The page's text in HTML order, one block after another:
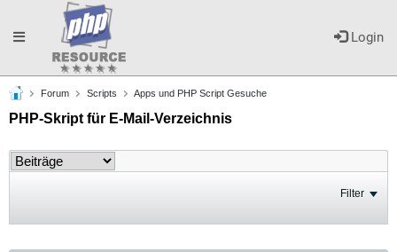
Login
Toggle
navigation
Forum Scripts Apps und PHP Script Gesuche
PHP-Skript für E-Mail-Verzeichnis
Filter